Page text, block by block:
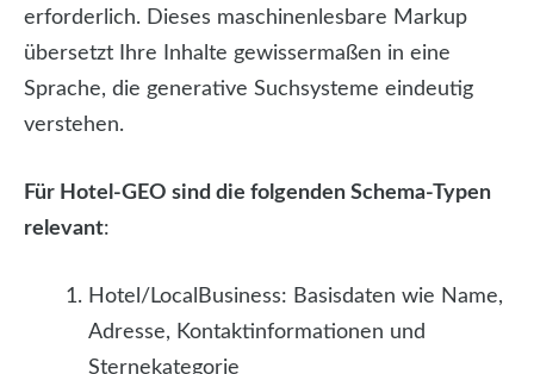
erforderlich. Dieses maschinenlesbare Markup
übersetzt Ihre Inhalte gewissermaßen in eine
Sprache, die generative Suchsysteme eindeutig
verstehen.
Für Hotel-GEO sind die folgenden Schema-Typen
relevant:
Hotel/LocalBusiness: Basisdaten wie Name,
Adresse, Kontaktinformationen und
Sternekategorie